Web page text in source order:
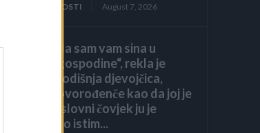
ZANIMLJIVOSTI August 7, 2026
„Pronašla sam vam sina u
smeću, gospodine“, rekla je
sedmogodišnja djevojčica,
grleći novorođenče kao da joj je
brat. Poslovni čovjek ju je
pogledao istim...